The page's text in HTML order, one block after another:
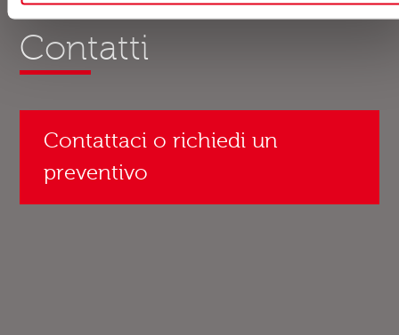
Contatti
Contattaci o richiedi un
preventivo